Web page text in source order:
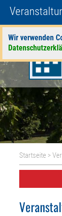
Wir verwenden
Startseite >